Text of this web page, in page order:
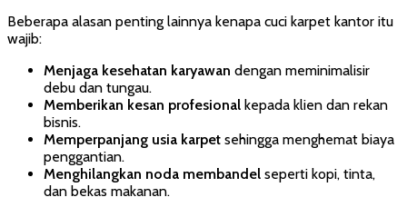
Beberapa alasan penting lainnya kenapa cuci karpet kantor itu
wajib:
Menjaga kesehatan karyawan dengan meminimalisir
debu dan tungau.
Memberikan kesan profesional kepada klien dan rekan
bisnis.
Memperpanjang usia karpet sehingga menghemat biaya
penggantian.
Menghilangkan noda membandel seperti kopi, tinta,
dan bekas makanan.